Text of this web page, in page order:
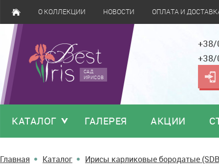
О КОЛЛЕКЦИИ НОВОСТИ ОПЛАТА И
САД
ИРИСОВ
КАТАЛОГ ГАЛЕРЕЯ АКЦИИ
Главная Каталог Ирисы карликовые бородатые